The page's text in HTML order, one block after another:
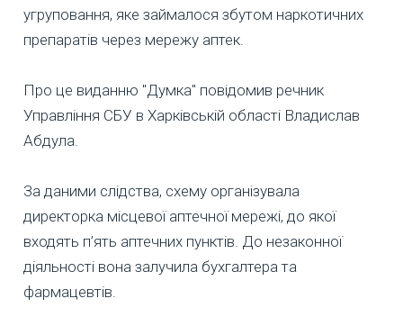
угруповання, яке займалося збутом наркотичних
препаратів через мережу аптек.
Про це виданню "Думка" повідомив речник
Управління СБУ в Харківській області Владислав
Абдула.
За даними слідства, схему організувала
директорка місцевої аптечної мережі, до якої
входять п’ять аптечних пунктів. До незаконної
діяльності вона залучила бухгалтера та
фармацевтів.